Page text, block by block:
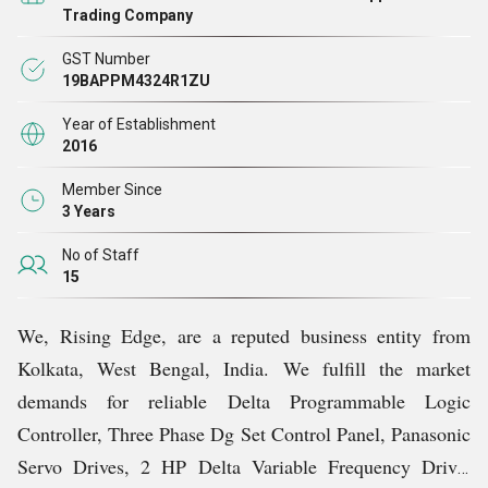
कई अन्य आइटम शामिल हैं।
हम 2016 से उद्योग में पूरी लगन से काम कर रहे हैं और ग्राहकों की
सेवा करने के लिए अपनी समृद्ध विशेषज्ञता, ज्ञान और उत्साह के साथ
मानक स्थापित कर रहे हैं। सौदों में हमारी स्पष्टता हमें ग्राहकों के
प्रति भरोसेमंद बनाती है और हमें बार-बार व्यापार करने की प्रेरणा
देती है।
हम मैनेजर, श्री अभिषेक दास अधिकारी की छाया में बढ़ रहे हैं।
उनकी व्यावसायिक विशेषज्ञता, उत्कृष्ट नेतृत्व कौशल, प्रबंधकीय
निर्णय और टीम के सदस्यों के लिए मार्गदर्शन हमें प्रतिस्पर्धी बाजार में
मानदंड स्थापित करने में मदद करतेहैं।
Trading Company
GST Number
19BAPPM4324R1ZU
Year of Establishment
2016
Member Since
3 Years
No of Staff
15
We, Rising Edge, are a reputed business entity from
Kolkata, West Bengal, India. We fulfill the market
demands for reliable Delta Programmable Logic
Controller, Three Phase Dg Set Control Panel, Panasonic
Servo Drives, 2 HP Delta Variable Frequency Drive,